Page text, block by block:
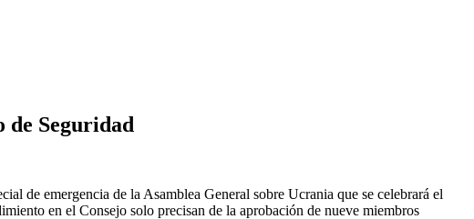
de Seguridad
de emergencia de la Asamblea General sobre Ucrania que se celebrará el
en el Consejo solo precisan de la aprobación de nueve miembros